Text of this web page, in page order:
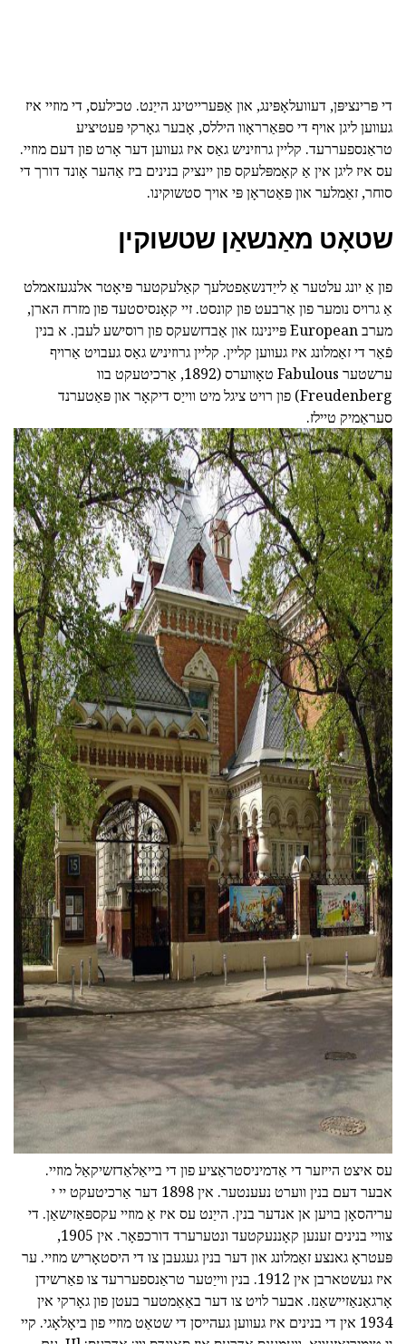
די פּרינציפּן, דעוועלאָפּינג, און אַפּערייטינג הייַנט. טכילעס, די מוזיי איז
געווען ליגן אויף די ספּאַרראָוו היללס, אָבער גאָרקי פּעטיציע
טראַנספעררעד. קליין גרוזיניש גאַס איז געווען דער אָרט פון דעם מוזיי.
עס איז ליגן אין אַ קאָמפּלעקס פון יינציק בנינים ביז אַהער אָונד דורך די
סוחר, זאַמלער און פּאַטראָן פּי אויך סטשוקינו.
שטאָט מאַנשאַן שטשוקין
פון אַ יונג עלטער אַ לייַדנשאַפטלעך קאַלעקטער פּיאָטר אלנגעזאמלט
אַ גרויס נומער פון אַרבעט פון קונסט. זיי קאָנסיסטעד פון מזרח הארן,
מערב European פּיינינגז און אַבדזשעקס פון רוסישע לעבן. א בנין
פֿאַר די זאַמלונג איז געווען קליין. קליין גרוזיניש גאַס געבויט אַרויף
ערשטער Fabulous טאָווערס (1892, אַרכיטעקט בוו
Freudenberg) פון רויט ציגל מיט ווייַס דיקאָר און פּאַטערנד
סעראַמיק טיילז.
ad
עס איצט הייזער די אַדמיניסטראַציע פון די בייאַלאַדזשיקאַל מוזיי.
אבער דעם בנין ווערט נעענטער. אין 1898 דער אַרכיטעקט יי י
עריהסאָן בויען אן אנדער בנין. הייַנט עס איז אַ מוזיי עקספּאַזישאַן. די
צוויי בנינים זענען קאָננעקטעד ונטערערד דורכפאָר. אין 1905,
פּעטראָ גאנצע זאַמלונג און דער בנין געגעבן צו די היסטאָריש מוזיי. ער
איז געשטארבן אין 1912. בנין ווייַטער טראַנספעררעד צו פאַרשידן
אָרגאַנאַזיישאַנז. אבער לויט צו דער באַאַמטער בעטן פון גאָרקי אין
1934 אין די בנינים איז געווען געהייסן די שטאַט מוזיי פון ביאָלאָגי. קיי